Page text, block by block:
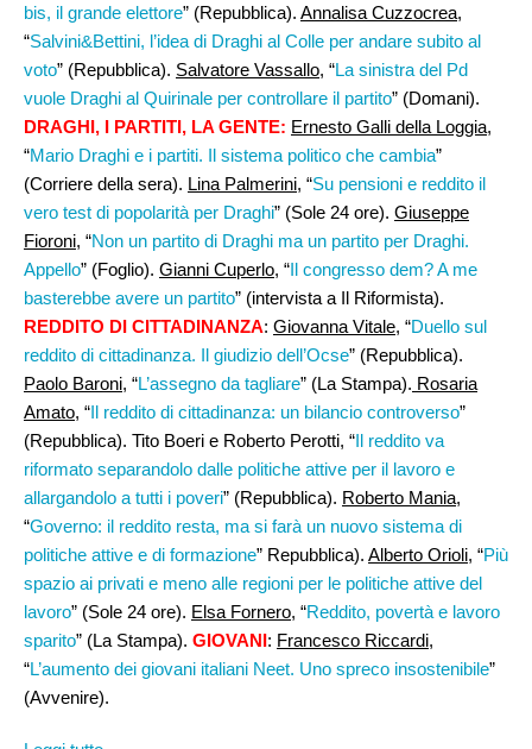
bis, il grande elettore” (Repubblica). Annalisa Cuzzocrea,
“Salvini&Bettini, l’idea di Draghi al Colle per andare subito al
voto” (Repubblica). Salvatore Vassallo, “La sinistra del Pd
vuole Draghi al Quirinale per controllare il partito” (Domani).
DRAGHI, I PARTITI, LA GENTE: Ernesto Galli della Loggia,
“Mario Draghi e i partiti. Il sistema politico che cambia”
(Corriere della sera). Lina Palmerini, “Su pensioni e reddito il
vero test di popolarità per Draghi” (Sole 24 ore). Giuseppe
Fioroni, “Non un partito di Draghi ma un partito per Draghi.
Appello” (Foglio). Gianni Cuperlo, “Il congresso dem? A me
basterebbe avere un partito” (intervista a Il Riformista).
REDDITO DI CITTADINANZA: Giovanna Vitale, “Duello sul
reddito di cittadinanza. Il giudizio dell’Ocse” (Repubblica).
Paolo Baroni, “L’assegno da tagliare” (La Stampa). Rosaria
Amato, “Il reddito di cittadinanza: un bilancio controverso”
(Repubblica). Tito Boeri e Roberto Perotti, “Il reddito va
riformato separandolo dalle politiche attive per il lavoro e
allargandolo a tutti i poveri” (Repubblica). Roberto Mania,
“Governo: il reddito resta, ma si farà un nuovo sistema di
politiche attive e di formazione” Repubblica). Alberto Orioli, “Più
spazio ai privati e meno alle regioni per le politiche attive del
lavoro” (Sole 24 ore). Elsa Fornero, “Reddito, povertà e lavoro
sparito” (La Stampa). GIOVANI: Francesco Riccardi,
“L’aumento dei giovani italiani Neet. Uno spreco insostenibile”
(Avvenire).